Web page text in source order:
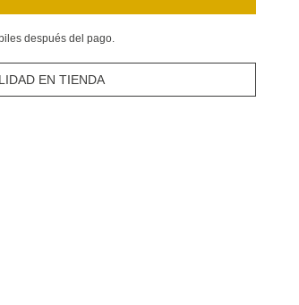
después del pago.
EN TIENDA